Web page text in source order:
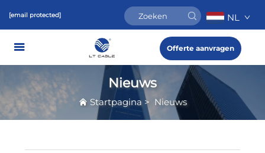
[email protected] NL
Offerte aanvragen
Nieuws
Startpagina > Nieuws